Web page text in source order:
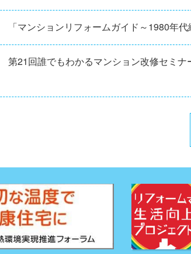
「マンションリフォームガイド～1980年
第21回誰でもわかるマンション改修セミ